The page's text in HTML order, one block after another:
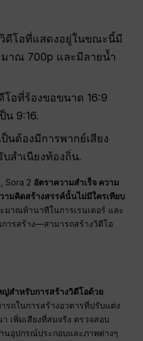
ดีโอที่แสดงอยู่ในขณะนี้มี
มาณ 700p และมีลายน้ำ
โอที่ร้องขอขนาด 16:9
น 9:16.
ป็นต้องมีการพากย์เสียง
สำเนียงท้องถิ่น.
Sora 2 อัตราความสำเร็จ ความ
ามคิดสร้างสรรค์นั้นไม่มีใครเทียบ
มาณห้านาทีในการเรนเดอร์ และ
ารสร้าง—สามารถสร้างวิดีโอ
ญ่สำหรับการสร้างวิดีโอด้วย
รถในการสร้างอวตารที่ปรับแต่ง
เพิ่มเสียงที่สมจริง ตรวจสอบ
นอุปกรณ์ประกอบและภาพต่างๆ